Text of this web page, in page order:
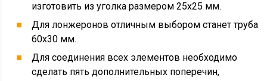
изготовить из уголка размером 25х25 мм.
Для лонжеронов отличным выбором станет труба
60х30 мм.
Для соединения всех элементов необходимо
сделать пять дополнительных поперечин,